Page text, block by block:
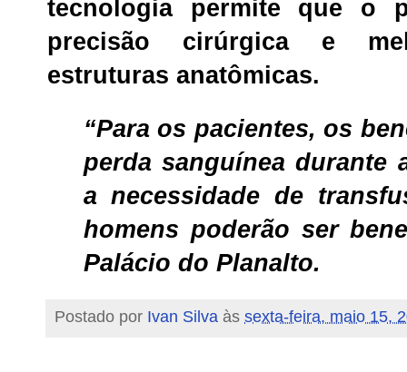
tecnologia permite que o
precisão cirúrgica e
estruturas anatômicas.
“Para os pacientes, os
perda sanguínea durante
a necessidade de
homens poderão ser
Palácio do Planalto.
Postado por Ivan Silva às sexta-feira, maio 15,